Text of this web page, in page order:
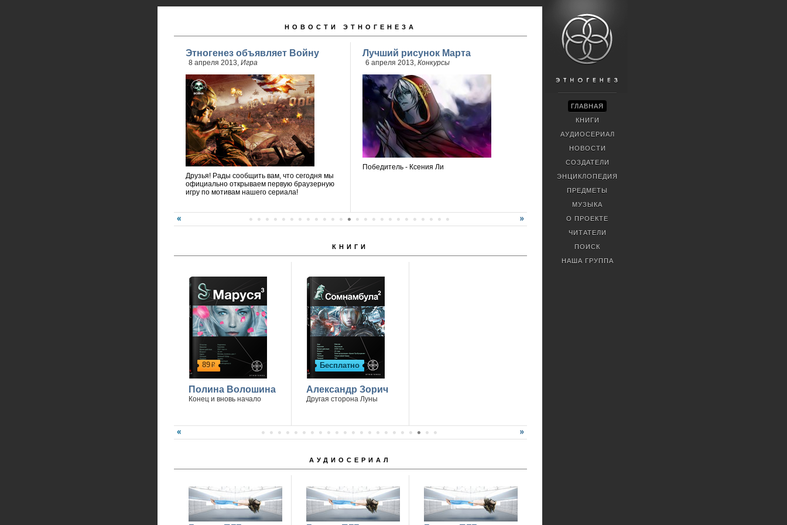
НОВОСТИ ЭТНОГЕНЕЗА
Этногенез объявляет Войну
8 апреля 2013, Игра
Друзья! Рады сообщить вам, что сегодня мы
официально открываем первую браузерную
игру по мотивам нашего сериала!
Лучший рисунок Марта
6 апреля 2013, Конкурсы
Победитель - Ксения Ли
КНИГИ
89р
Полина Волошина
Конец и вновь начало
Бесплатно
Александр Зорич
Другая сторона Луны
АУДИОСЕРИАЛ
ГЛАВНАЯ
КНИГИ
АУДИОСЕРИАЛ
НОВОСТИ
СОЗДАТЕЛИ
ЭНЦИКЛОПЕДИЯ
ПРЕДМЕТЫ
МУЗЫКА
О ПРОЕКТЕ
ЧИТАТЕЛИ
ПОИСК
НАША ГРУППА